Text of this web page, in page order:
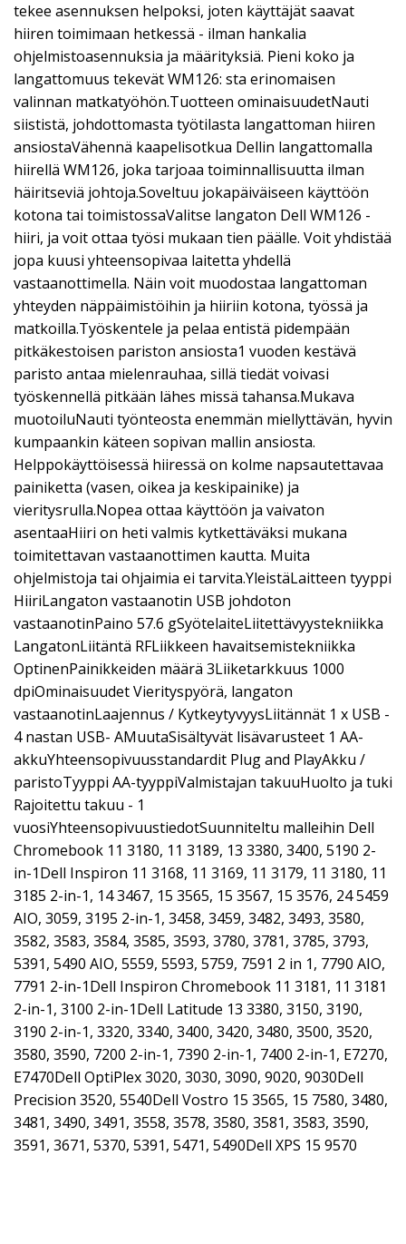
tekee asennuksen helpoksi, joten käyttäjät saavat
hiiren toimimaan hetkessä - ilman hankalia
ohjelmistoasennuksia ja määrityksiä. Pieni koko ja
langattomuus tekevät WM126: sta erinomaisen
valinnan matkatyöhön.Tuotteen ominaisuudetNauti
siististä, johdottomasta työtilasta langattoman hiiren
ansiostaVähennä kaapelisotkua Dellin langattomalla
hiirellä WM126, joka tarjoaa toiminnallisuutta ilman
häiritseviä johtoja.Soveltuu jokapäiväiseen käyttöön
kotona tai toimistossaValitse langaton Dell WM126 -
hiiri, ja voit ottaa työsi mukaan tien päälle. Voit yhdistää
jopa kuusi yhteensopivaa laitetta yhdellä
vastaanottimella. Näin voit muodostaa langattoman
yhteyden näppäimistöihin ja hiiriin kotona, työssä ja
matkoilla.Työskentele ja pelaa entistä pidempään
pitkäkestoisen pariston ansiosta1 vuoden kestävä
paristo antaa mielenrauhaa, sillä tiedät voivasi
työskennellä pitkään lähes missä tahansa.Mukava
muotoiluNauti työnteosta enemmän miellyttävän, hyvin
kumpaankin käteen sopivan mallin ansiosta.
Helppokäyttöisessä hiiressä on kolme napsautettavaa
painiketta (vasen, oikea ja keskipainike) ja
vieritysrulla.Nopea ottaa käyttöön ja vaivaton
asentaaHiiri on heti valmis kytkettäväksi mukana
toimitettavan vastaanottimen kautta. Muita
ohjelmistoja tai ohjaimia ei tarvita.YleistäLaitteen tyyppi
HiiriLangaton vastaanotin USB johdoton
vastaanotinPaino 57.6 gSyötelaiteLiitettävyystekniikka
LangatonLiitäntä RFLiikkeen havaitsemistekniikka
OptinenPainikkeiden määrä 3Liiketarkkuus 1000
dpiOminaisuudet Vierityspyörä, langaton
vastaanotinLaajennus / KytkeytyvyysLiitännät 1 x USB -
4 nastan USB- AMuutaSisältyvät lisävarusteet 1 AA-
akkuYhteensopivuusstandardit Plug and PlayAkku /
paristoTyyppi AA-tyyppiValmistajan takuuHuolto ja tuki
Rajoitettu takuu - 1
vuosiYhteensopivuustiedotSuunniteltu malleihin Dell
Chromebook 11 3180, 11 3189, 13 3380, 3400, 5190 2-
in-1Dell Inspiron 11 3168, 11 3169, 11 3179, 11 3180, 11
3185 2-in-1, 14 3467, 15 3565, 15 3567, 15 3576, 24 5459
AIO, 3059, 3195 2-in-1, 3458, 3459, 3482, 3493, 3580,
3582, 3583, 3584, 3585, 3593, 3780, 3781, 3785, 3793,
5391, 5490 AIO, 5559, 5593, 5759, 7591 2 in 1, 7790 AIO,
7791 2-in-1Dell Inspiron Chromebook 11 3181, 11 3181
2-in-1, 3100 2-in-1Dell Latitude 13 3380, 3150, 3190,
3190 2-in-1, 3320, 3340, 3400, 3420, 3480, 3500, 3520,
3580, 3590, 7200 2-in-1, 7390 2-in-1, 7400 2-in-1, E7270,
E7470Dell OptiPlex 3020, 3030, 3090, 9020, 9030Dell
Precision 3520, 5540Dell Vostro 15 3565, 15 7580, 3480,
3481, 3490, 3491, 3558, 3578, 3580, 3581, 3583, 3590,
3591, 3671, 5370, 5391, 5471, 5490Dell XPS 15 9570